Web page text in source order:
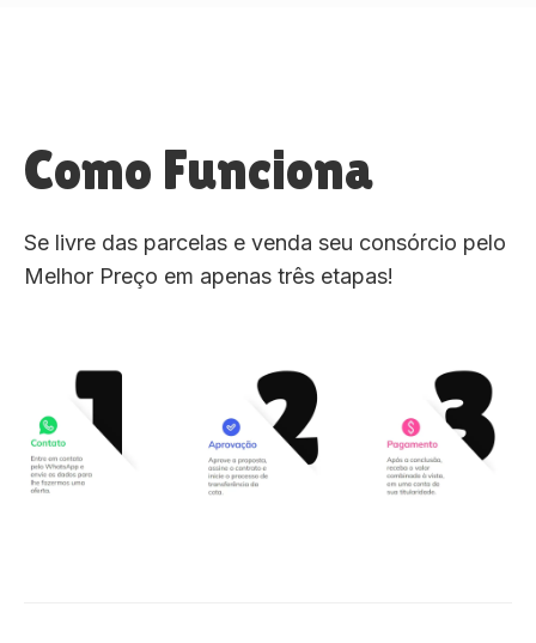
Como Funciona
Se livre das parcelas e venda seu consórcio pelo
Melhor Preço em apenas três etapas!